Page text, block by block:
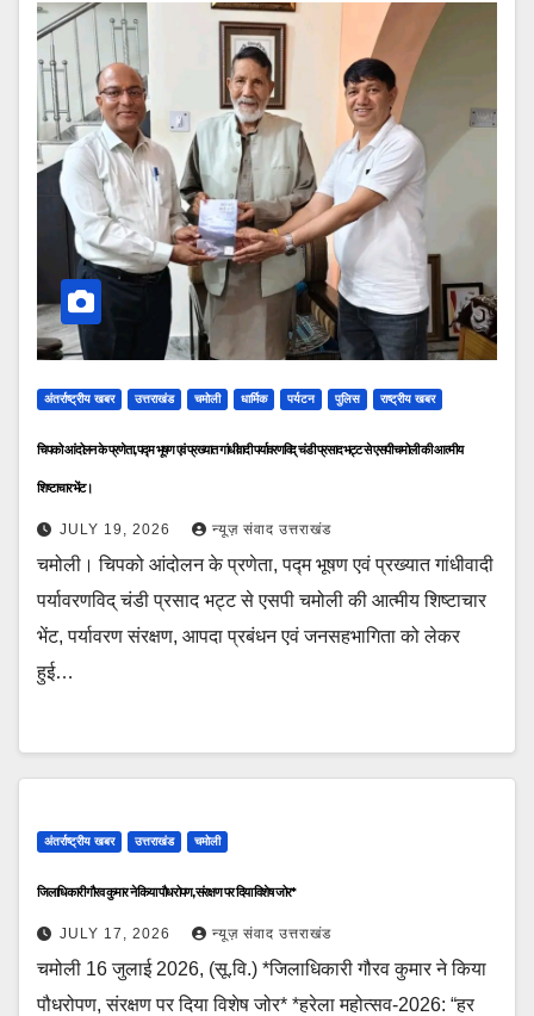
अंतर्राष्ट्रीय खबर उत्तराखंड चमोली धार्मिक पर्यटन पुलिस राष्ट्रीय खबर
चिपको आंदोलन के प्रणेता, पद्म भूषण एवं प्रख्यात गांधीवादी पर्यावरणविद् चंडी प्रसाद भट्ट से एसपी चमोली की आत्मीय
शिष्टाचार भेंट।
JULY 19, 2026 न्यूज़ संवाद उत्तराखंड
चमोली। चिपको आंदोलन के प्रणेता, पद्म भूषण एवं प्रख्यात गांधीवादी
पर्यावरणविद् चंडी प्रसाद भट्ट से एसपी चमोली की आत्मीय शिष्टाचार
भेंट, पर्यावरण संरक्षण, आपदा प्रबंधन एवं जनसहभागिता को लेकर
हुई…
अंतर्राष्ट्रीय खबर उत्तराखंड चमोली
जिलाधिकारी गौरव कुमार ने किया पौधरोपण, संरक्षण पर दिया विशेष जोर*
JULY 17, 2026 न्यूज़ संवाद उत्तराखंड
चमोली 16 जुलाई 2026, (सू.वि.) *जिलाधिकारी गौरव कुमार ने किया
पौधरोपण, संरक्षण पर दिया विशेष जोर* *हरेला महोत्सव-2026: “हर